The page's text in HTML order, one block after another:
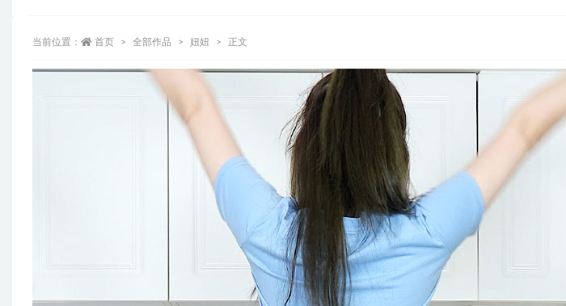
当前位置： 首页 全部作品 妞妞 正文